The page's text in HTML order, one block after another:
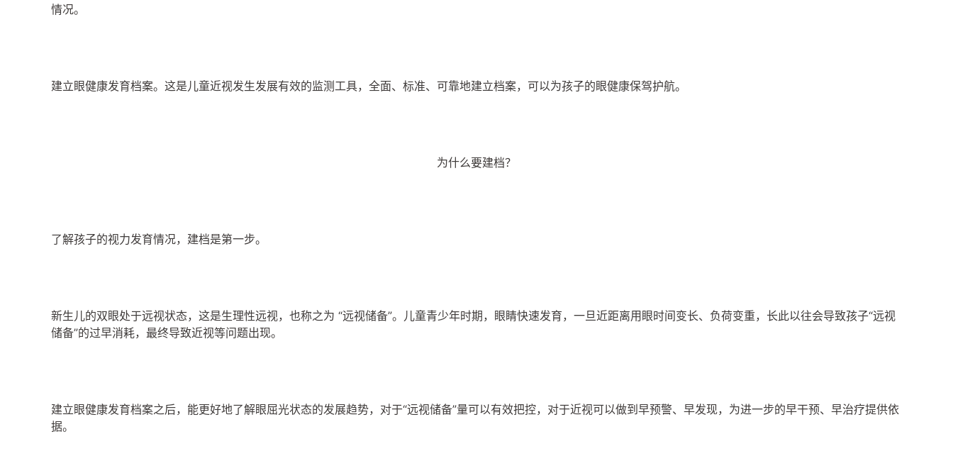
情况。
建立眼健康发育档案。这是儿童近视发生发展有效的监测工具，全面、标准、可靠地建立档案，可以为孩子的眼健康保驾护航。
为什么要建档？
了解孩子的视力发育情况，建档是第一步。
新生儿的双眼处于远视状态，这是生理性远视，也称之为 “远视储备”。儿童青少年时期，眼睛快速发育，一旦近距离用眼时间变长、负荷变重，长此以往会导致孩子“远视
储备”的过早消耗，最终导致近视等问题出现。
建立眼健康发育档案之后，能更好地了解眼屈光状态的发展趋势，对于“远视储备”量可以有效把控，对于近视可以做到早预警、早发现，为进一步的早干预、早治疗提供依
据。